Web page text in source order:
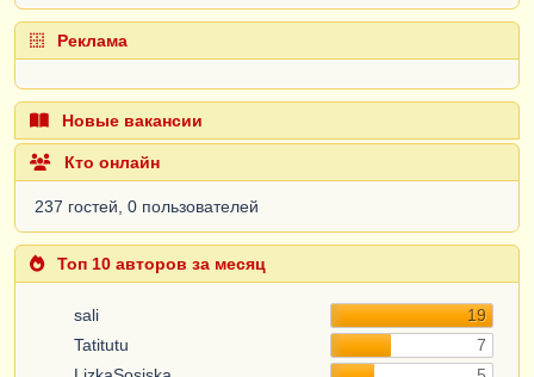
Реклама
Новые вакансии
Кто онлайн
237 гостей, 0 пользователей
Топ 10 авторов за месяц
sali
19
Tatitutu
7